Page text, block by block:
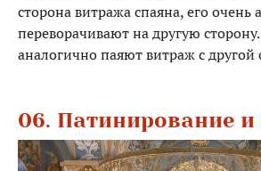
сторона витража спаяна, его очень
переворачивают на другую
аналогично паяют витраж с другой
06. Патинирование и